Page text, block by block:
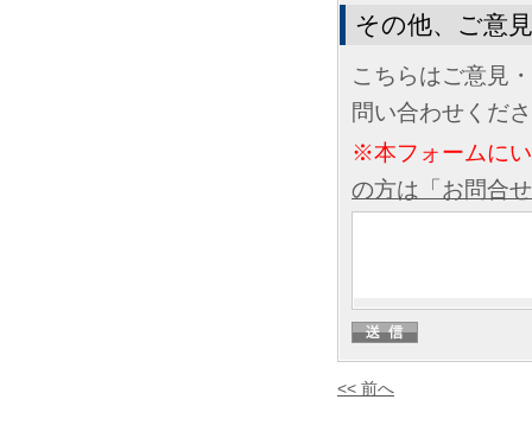
その他、ご意
こちらはご意見
問い合わせくだ
※本フォームに
の方は「お問合
<< 前へ